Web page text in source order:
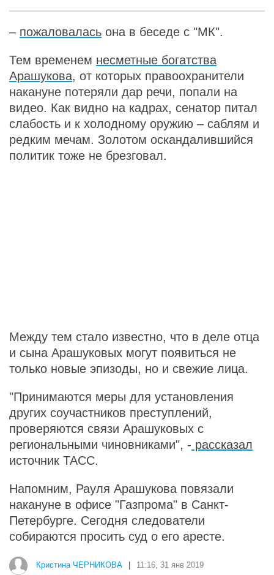
– пожаловалась она в беседе с "МК".
Тем временем несметные богатства
Арашукова, от которых правоохранители
накануне потеряли дар речи, попали на
видео. Как видно на кадрах, сенатор питал
слабость и к холодному оружию – саблям и
редким мечам. Золотом оскандалившийся
политик тоже не брезговал.
Между тем стало известно, что в деле отца
и сына Арашуковых могут появиться не
только новые эпизоды, но и свежие лица.
"Принимаются меры для установления
других соучастников преступлений,
проверяются связи Арашуковых с
региональными чиновниками", - рассказал
источник ТАСС.
Напомним, Рауля Арашукова повязали
накануне в офисе "Газпрома" в Санкт-
Петербурге. Сегодня следователи
собираются просить суд о его аресте.
Кристина ЧЕРНИКОВА 11:16, 31 янв 2019